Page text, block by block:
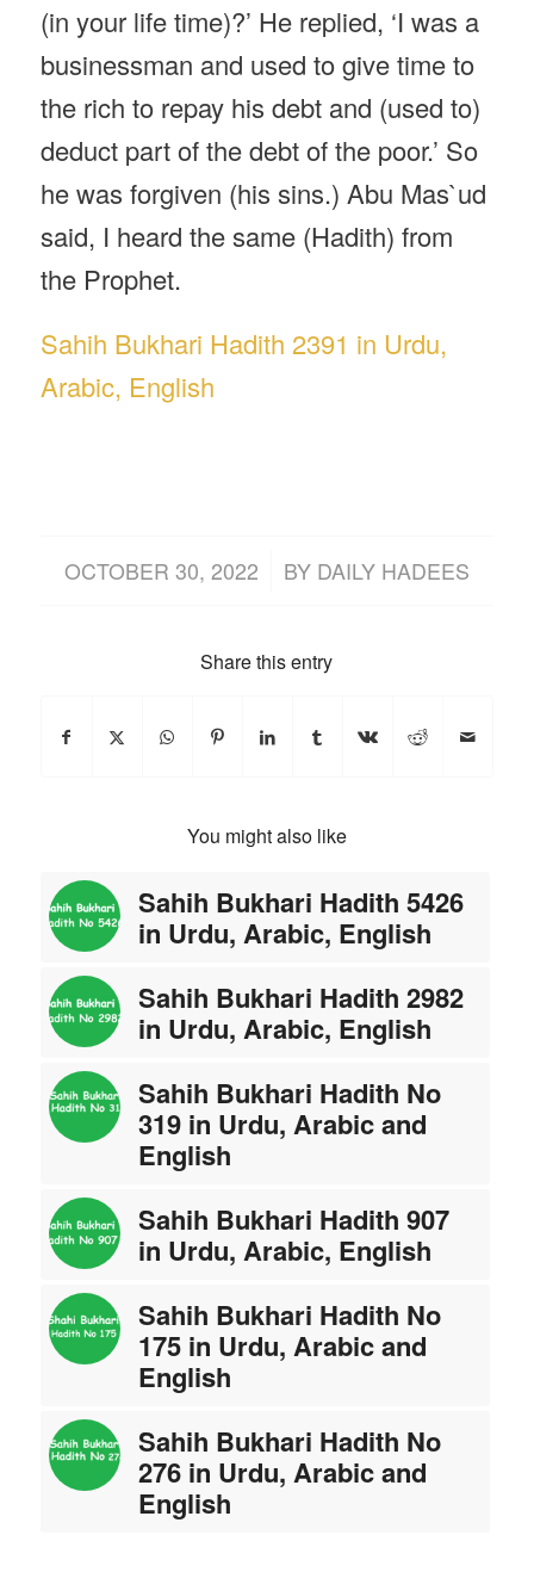
(in your life time)?’ He replied, ‘I was a
businessman and used to give time to
the rich to repay his debt and (used to)
deduct part of the debt of the poor.’ So
he was forgiven (his sins.) Abu Mas`ud
said, I heard the same (Hadith) from
the Prophet.
Sahih Bukhari Hadith 2391 in Urdu,
Arabic, English
OCTOBER 30, 2022
/ BY DAILY HADEES
Share this entry
You might also like
Sahih Bukhari Hadith 5426
in Urdu, Arabic, English
Sahih Bukhari Hadith 2982
in Urdu, Arabic, English
Sahih Bukhari Hadith No
319 in Urdu, Arabic and
English
Sahih Bukhari Hadith 907
in Urdu, Arabic, English
Sahih Bukhari Hadith No
175 in Urdu, Arabic and
English
Sahih Bukhari Hadith No
276 in Urdu, Arabic and
English